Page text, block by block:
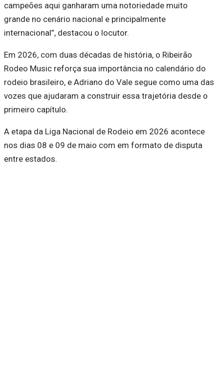
campeões aqui ganharam uma notoriedade muito
grande no cenário nacional e principalmente
internacional”, destacou o locutor.
Em 2026, com duas décadas de história, o Ribeirão
Rodeo Music reforça sua importância no calendário do
rodeio brasileiro, e Adriano do Vale segue como uma das
vozes que ajudaram a construir essa trajetória desde o
primeiro capítulo.
A etapa da Liga Nacional de Rodeio em 2026 acontece
nos dias 08 e 09 de maio com em formato de disputa
entre estados.